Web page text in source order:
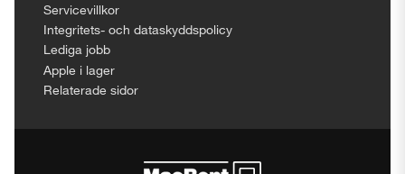
Servicevillkor
Integritets- och dataskyddspolicy
Lediga jobb
Apple i lager
Relaterade sidor